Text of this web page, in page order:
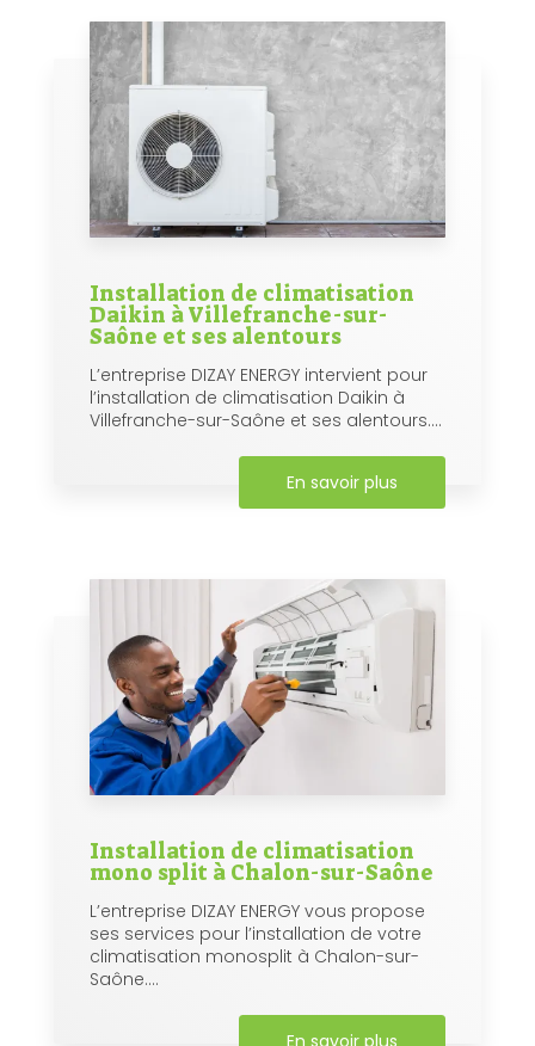
Installation de climatisation
Daikin à Villefranche-sur-
Saône et ses alentours
L’entreprise DIZAY ENERGY intervient pour
l’installation de climatisation Daikin à
Villefranche-sur-Saône et ses alentours....
En savoir plus
Installation de climatisation
mono split à Chalon-sur-Saône
L’entreprise DIZAY ENERGY vous propose
ses services pour l’installation de votre
climatisation monosplit à Chalon-sur-
Saône....
En savoir plus